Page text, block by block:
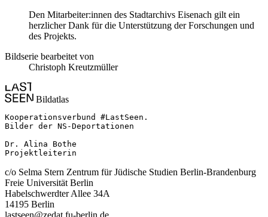
Den Mitarbeiter:innen des Stadtarchivs Eisenach gilt ein
herzlicher Dank für die Unterstützung der Forschungen und
des Projekts.
Bildserie bearbeitet von
Christoph Kreutzmüller
Bildatlas
Kooperationsverbund #LastSeen.
Bilder der NS-Deportationen
Dr. Alina Bothe
Projektleiterin
c/o Selma Stern Zentrum für Jüdische Studien Berlin-Brandenburg
Freie Universität Berlin
Habelschwerdter Allee 34A
14195 Berlin
lastseen@zedat.fu-berlin.de